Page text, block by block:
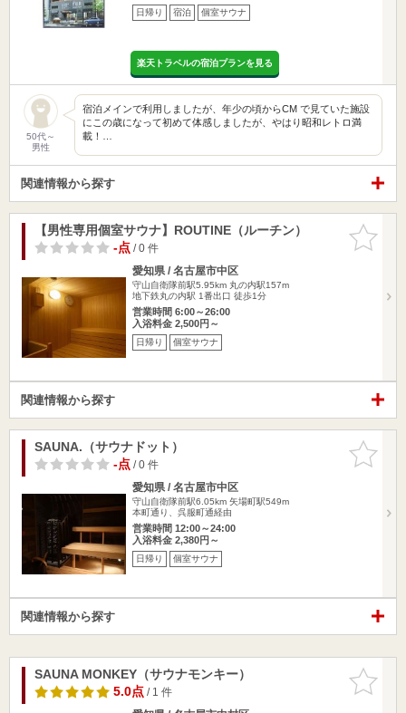
日帰り 宿泊 個室サウナ
楽天トラベルの宿泊プランを見る
50代～
男性
宿泊メインで利用しましたが、年少の頃からCM で見ていた施設
にこの歳になって初めて体感しましたが、やはり昭和レトロ満
載！…
関連情報から探す
お気に入
りに追加
【男性専用個室サウナ】ROUTINE（ルーチン）
-点/ 0 件
愛知県 / 名古屋市中区
守山自衛隊前駅5.95km 丸の内駅157m
地下鉄丸の内駅 1番出口 徒歩1分
営業時間 6:00～26:00
入浴料金 2,500円～
日帰り 個室サウナ
関連情報から探す
お気に入
りに追加
SAUNA.（サウナドット）
-点/ 0 件
愛知県 / 名古屋市中区
守山自衛隊前駅6.05km 矢場町駅549m
本町通り、呉服町通経由
営業時間 12:00～24:00
入浴料金 2,380円～
日帰り 個室サウナ
関連情報から探す
お気に入
りに追加
SAUNA MONKEY（サウナモンキー）
5.0点/ 1 件